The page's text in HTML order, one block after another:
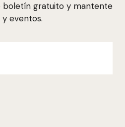
boletín gratuito y mantente
eventos.